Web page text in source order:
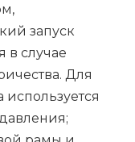
запуск
в случае
Для